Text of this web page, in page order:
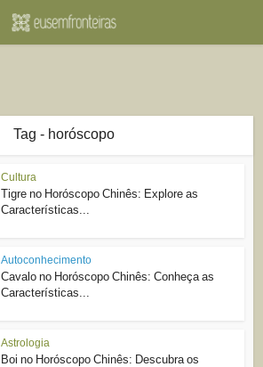
Tag - horóscopo
Cultura
Tigre no Horóscopo Chinês: Explore as
Características...
Autoconhecimento
Cavalo no Horóscopo Chinês: Conheça as
Características...
Astrologia
Boi no Horóscopo Chinês: Descubra os